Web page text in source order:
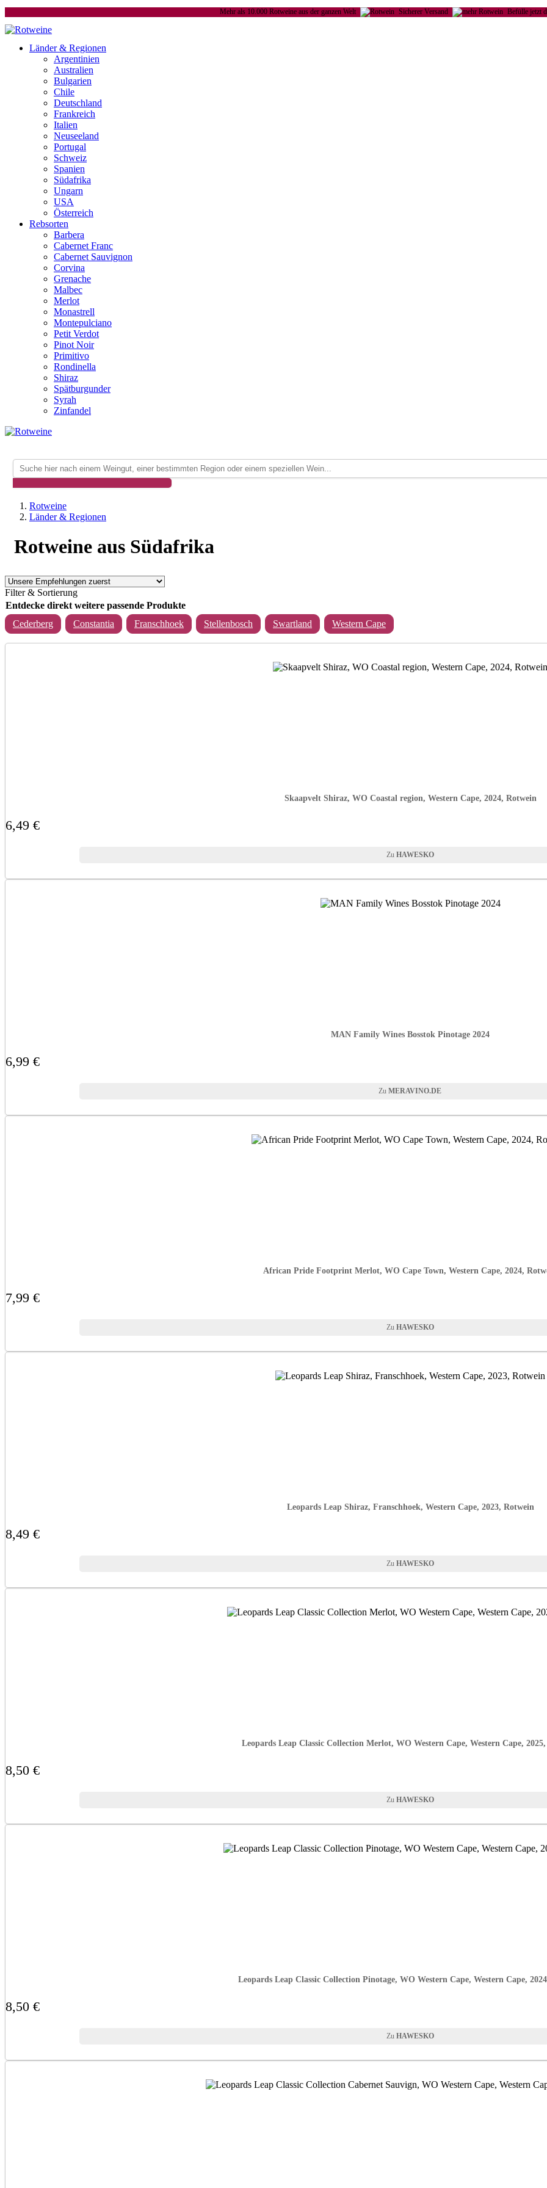
Mehr als 10.000 Rotweine aus der ganzen Welt Sicherer Versand Befülle jetzt
Länder & Regionen
Argentinien
Australien
Bulgarien
Chile
Deutschland
Frankreich
Italien
Neuseeland
Portugal
Schweiz
Spanien
Südafrika
Ungarn
USA
Österreich
Rebsorten
Barbera
Cabernet Franc
Cabernet Sauvignon
Corvina
Grenache
Malbec
Merlot
Monastrell
Montepulciano
Petit Verdot
Pinot Noir
Primitivo
Rondinella
Shiraz
Spätburgunder
Syrah
Zinfandel
Rotweine
Länder & Regionen
Rotweine aus Südafrika
Filter & Sortierung
Entdecke direkt weitere passende Produkte
Cederberg
Constantia Franschhoek Stellenbosch Swartland Western Cape
Skaapvelt Shiraz, WO Coastal region, Western Cape, 2024, Rotwein
6,49 €
HAWESKO
MAN Family Wines Bosstok Pinotage 2024
6,99 €
MERAVINO.DE
African Pride Footprint Merlot, WO Cape Town, Western Cape, 2024,
7,99 €
HAWESKO
Leopards Leap Shiraz, Franschhoek, Western Cape, 2023, Rotwein
8,49 €
HAWESKO
Leopards Leap Classic Collection Merlot, WO Western Cape, Western Cape,
8,50 €
HAWESKO
Leopards Leap Classic Collection Pinotage, WO Western Cape, Western Cape,
8,50 €
HAWESKO